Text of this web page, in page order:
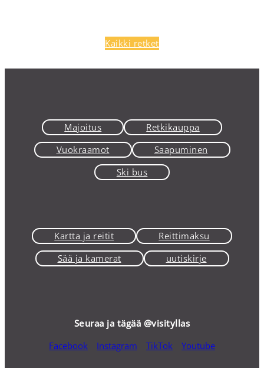
Kaikki retket
Majoitus
Retkikauppa
Vuokraamot
Saapuminen
Ski bus
Kartta ja reitit
Reittimaksu
Sää ja kamerat
uutiskirje
Seuraa ja tägää @visityllas
Facebook
Instagram TikTok Youtube